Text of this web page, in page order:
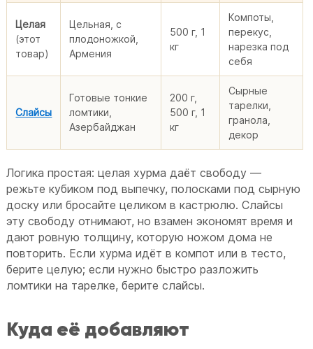
Целая
(этот
товар)
Цельная, с
плодоножкой,
Армения
500 г, 1
кг
Компоты,
перекус,
нарезка под
себя
Слайсы
Готовые тонкие
ломтики,
Азербайджан
200 г,
500 г, 1
кг
Сырные
тарелки,
гранола,
декор
Логика простая: целая хурма даёт свободу —
режьте кубиком под выпечку, полосками под сырную
доску или бросайте целиком в кастрюлю. Слайсы
эту свободу отнимают, но взамен экономят время и
дают ровную толщину, которую ножом дома не
повторить. Если хурма идёт в компот или в тесто,
берите целую; если нужно быстро разложить
ломтики на тарелке, берите слайсы.
Куда её добавляют